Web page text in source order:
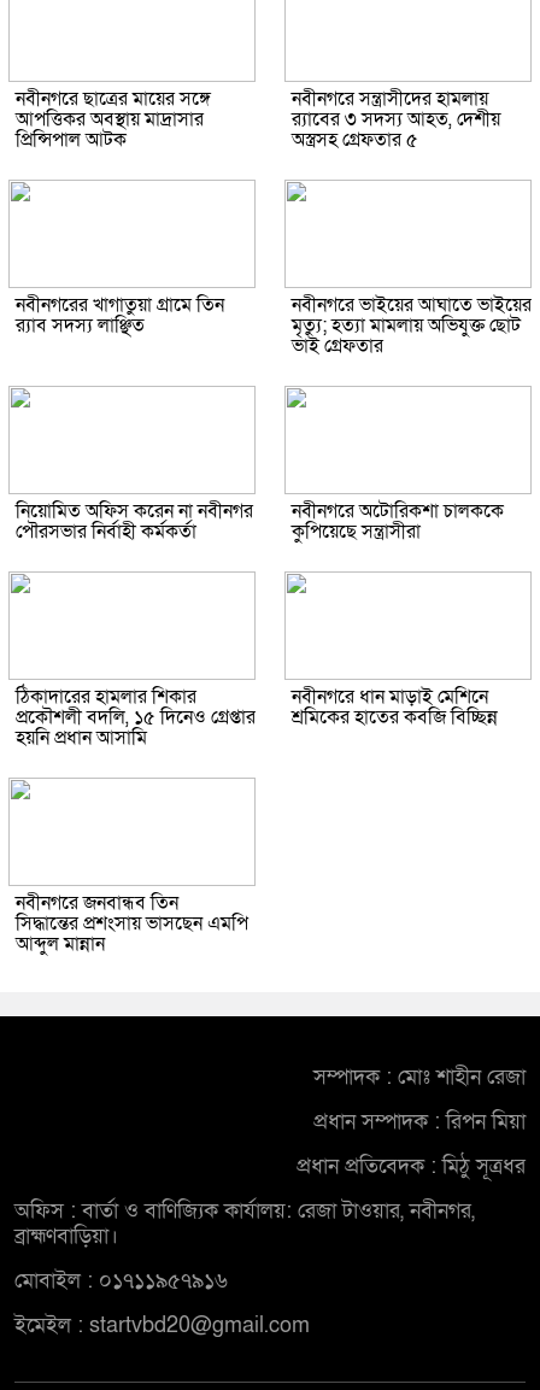
নবীনগরে ছাত্রের মায়ের সঙ্গে
আপত্তিকর অবস্থায় মাদ্রাসার
প্রিন্সিপাল আটক
নবীনগরে সন্ত্রাসীদের হামলায়
র‍্যাবের ৩ সদস্য আহত, দেশীয়
অস্ত্রসহ গ্রেফতার ৫
নবীনগরের খাগাতুয়া গ্রামে তিন
র‍্যাব সদস্য লাঞ্ছিত
নবীনগরে ভাইয়ের আঘাতে ভাইয়ের
মৃত্যু; হত্যা মামলায় অভিযুক্ত ছোট
ভাই গ্রেফতার
নিয়োমিত অফিস করেন না নবীনগর
পৌরসভার নির্বাহী কর্মকর্তা
নবীনগরে অটোরিকশা চালককে
কুপিয়েছে সন্ত্রাসীরা
ঠিকাদারের হামলার শিকার
প্রকৌশলী বদলি, ১৫ দিনেও গ্রেপ্তার
হয়নি প্রধান আসামি
নবীনগরে ধান মাড়াই মেশিনে
শ্রমিকের হাতের কবজি বিচ্ছিন্ন
নবীনগরে জনবান্ধব তিন
সিদ্ধান্তের প্রশংসায় ভাসছেন এমপি
আব্দুল মান্নান
সম্পাদক : মোঃ শাহীন রেজা
প্রধান সম্পাদক : রিপন মিয়া
প্রধান প্রতিবেদক : মিঠু সূত্রধর
অফিস : বার্তা ও বাণিজ্যিক কার্যালয়: রেজা টাওয়ার, নবীনগর,
ব্রাহ্মণবাড়িয়া।
মোবাইল : ০১৭১১৯৫৭৯১৬
ইমেইল : startvbd20@gmail.com